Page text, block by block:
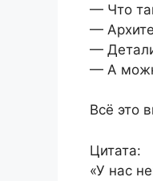
— Что
—
—
— А
Всё это
Цитата:
«У нас